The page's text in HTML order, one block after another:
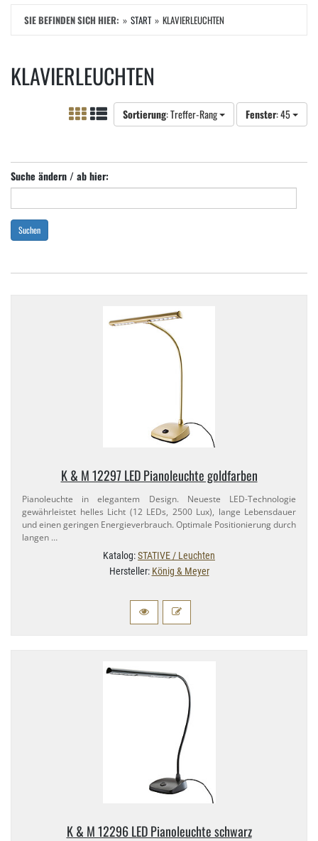
SIE BEFINDEN SICH HIER: START KLAVIERLEUCHTEN
KLAVIERLEUCHTEN
Sortierung: Treffer-Rang Fenster: 45
Suche ändern / ab hier:
Suchen
K & M 12297 LED Pianoleuchte goldfarben
Pianoleuchte in elegantem Design. Neueste LED-​Technologie
gewährleistet helles Licht (12 LEDs, 2500 Lux), lange Lebensdauer
und einen geringen Energieverbrauch. Optimale Positionierung durch
langen …
Katalog:STATIVE / Leuchten
Hersteller: König & Meyer
K & M 12296 LED Pianoleuchte schwarz